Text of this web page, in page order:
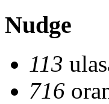
Nudge
113
716